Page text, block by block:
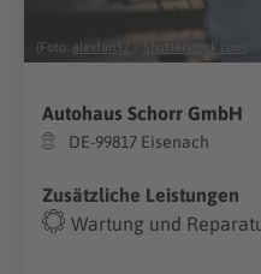
(Foto: alexfan32 Shutterstock.com
Autohaus Schorr GmbH
DE-99817 Eisenach
Zusätzliche Leistungen
Wartung und